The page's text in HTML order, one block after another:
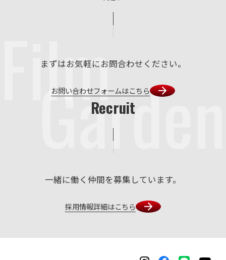
Film
Garden
まずはお気軽にお問合わせください。
お問い合わせフォームはこちら
Recruit
一緒に働く仲間を募集しています。
採用情報詳細はこちら